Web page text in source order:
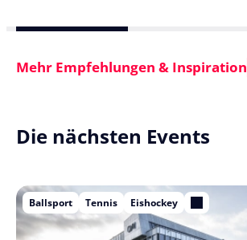
Mehr Empfehlungen & Inspiration
Die nächsten Events
Ballsport Tennis Eishockey